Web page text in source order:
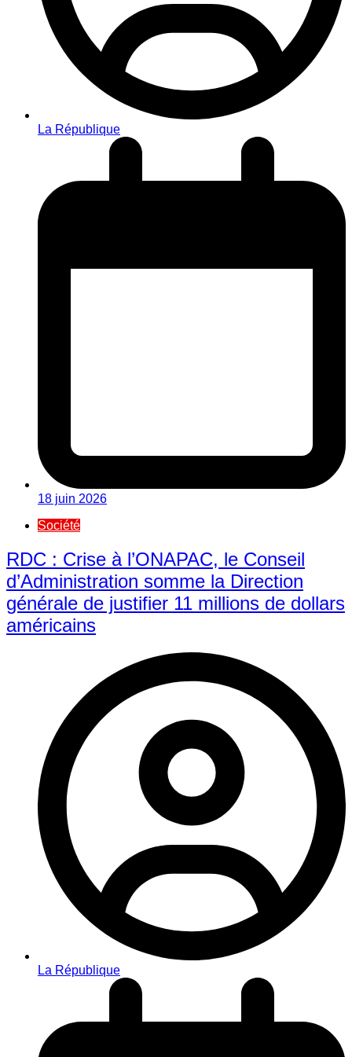
La République
18 juin 2026
Société
RDC : Crise à l’ONAPAC, le Conseil
d’Administration somme la Direction
générale de justifier 11 millions de dollars
américains
La République